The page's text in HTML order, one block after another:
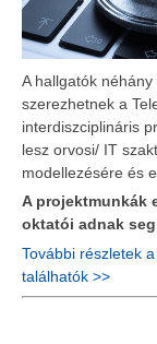
A hallgatók
szerezhetnek a
interdiszciplináris
lesz orvosi/ IT
modellezésére és
A projektmunkák
oktatói adnak
További részletek
találhatók >>